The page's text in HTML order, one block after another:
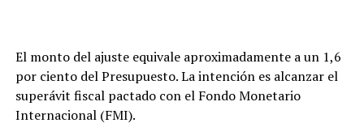
El monto del ajuste equivale aproximadamente a un 1,6
por ciento del Presupuesto. La intención es alcanzar el
superávit fiscal pactado con el Fondo Monetario
Internacional (FMI).